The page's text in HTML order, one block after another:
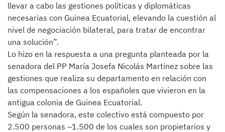
llevar a cabo las gestiones políticas y diplomáticas
necesarias con Guinea Ecuatorial, elevando la cuestión al
nivel de negociación bilateral, para tratar de encontrar
una solución”.
Lo hizo en la respuesta a una pregunta planteada por la
senadora del PP María Josefa Nicolás Martínez sobre las
gestiones que realiza su departamento en relación con
las compensaciones a los españoles que vivieron en la
antigua colonia de Guinea Ecuatorial.
Según la senadora, este colectivo está compuesto por
2.500 personas –1.500 de los cuales son propietarios y